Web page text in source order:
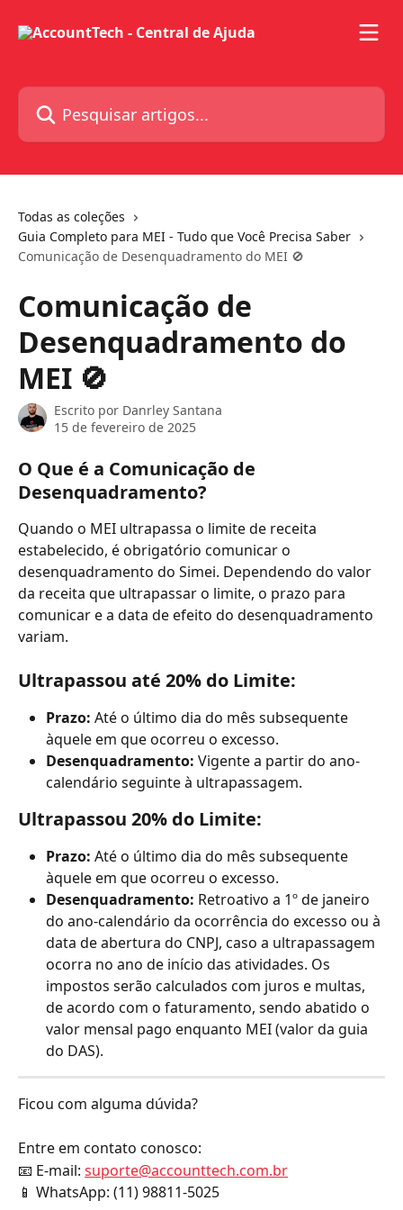
Pesquisar artigos...
Todas as coleções
Guia Completo para MEI - Tudo que Você Precisa Saber
Comunicação de Desenquadramento do MEI 🚫
Comunicação de
Desenquadramento do
MEI 🚫
Escrito por Danrley Santana
15 de fevereiro de 2025
O Que é a Comunicação de
Desenquadramento?
Quando o MEI ultrapassa o limite de receita
estabelecido, é obrigatório comunicar o
desenquadramento do Simei. Dependendo do valor
da receita que ultrapassar o limite, o prazo para
comunicar e a data de efeito do desenquadramento
variam.
Ultrapassou até 20% do Limite:
Prazo: Até o último dia do mês subsequente
àquele em que ocorreu o excesso.
Desenquadramento: Vigente a partir do ano-
calendário seguinte à ultrapassagem.
Ultrapassou 20% do Limite:
Prazo: Até o último dia do mês subsequente
àquele em que ocorreu o excesso.
Desenquadramento: Retroativo a 1º de janeiro
do ano-calendário da ocorrência do excesso ou à
data de abertura do CNPJ, caso a ultrapassagem
ocorra no ano de início das atividades. Os
impostos serão calculados com juros e multas,
de acordo com o faturamento, sendo abatido o
valor mensal pago enquanto MEI (valor da guia
do DAS).
Ficou com alguma dúvida?
Entre em contato conosco:
📧 E-mail: suporte@accounttech.com.br
📱 WhatsApp: (11) 98811-5025